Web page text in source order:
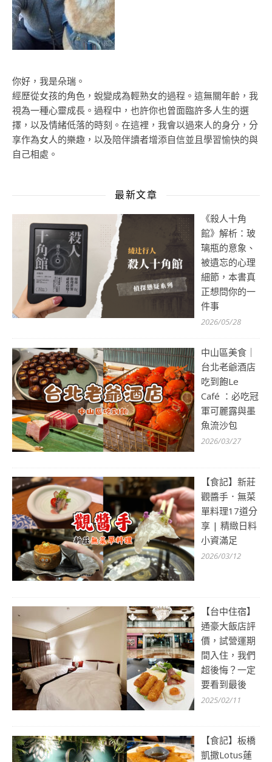
你好，我是朵瑞。
經歷從女孩的角色，蛻變成為輕熟女的過程。這無關年齡，我
視為一種心靈成長。過程中，也許你也曾面臨許多人生的選
擇，以及情緒低落的時刻。在這裡，我會以過來人的身分，分
享作為女人的樂趣，以及陪伴讀者增添自信並且學習愉快的與
自己相處。
最新文章
《殺人十角
館》解析：玻
璃瓶的意象、
被遺忘的心理
細節，本書真
正想問你的一
件事
2026/05/28
中山區美食｜
台北老爺酒店
吃到飽Le
Café ：必吃冠
軍可麗露與墨
魚流沙包
2026/03/27
【食記】新莊
觀醬手．無菜
單料理17道分
享 | 精緻日料
小資滿足
2026/03/12
【台中住宿】
通豪大飯店評
價，試營運期
間入住，我們
超後悔？一定
要看到最後
2025/02/11
【食記】板橋
凱撒Lotus蓮